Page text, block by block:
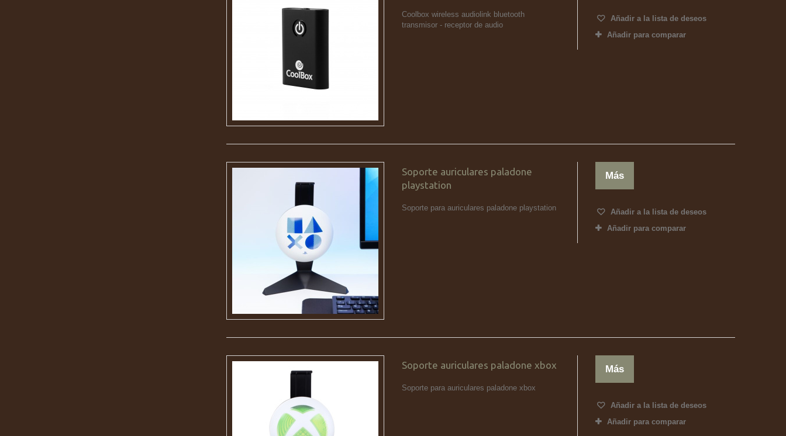
Coolbox wireless audiolink bluetooth
transmisor - receptor de audio
Añadir a la lista de deseos
Añadir para comparar
Soporte auriculares paladone
playstation
Soporte para auriculares paladone playstation
Más
Añadir a la lista de deseos
Añadir para comparar
Soporte auriculares paladone xbox
Soporte para auriculares paladone xbox
Más
Añadir a la lista de deseos
Añadir para comparar